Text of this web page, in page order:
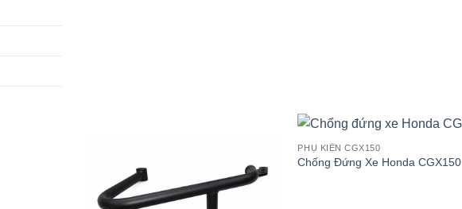
PHỤ KIỆN CGX150
Chống Đứng Xe Honda CGX150